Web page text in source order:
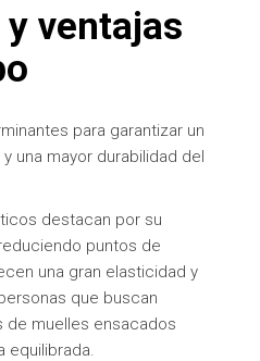
ventajas
para garantizar un
y una mayor durabilidad del
destacan por su
puntos de
una gran elasticidad y
que buscan
de muelles ensacados
equilibrada.